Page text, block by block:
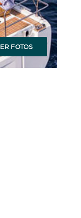
FOTOS